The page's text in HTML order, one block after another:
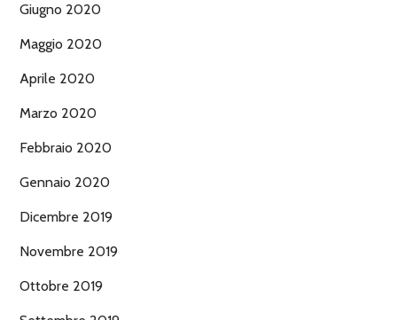
Giugno 2020
Maggio 2020
Aprile 2020
Marzo 2020
Febbraio 2020
Gennaio 2020
Dicembre 2019
Novembre 2019
Ottobre 2019